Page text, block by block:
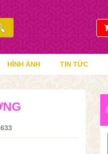
HÌNH ẢNH TIN TỨC